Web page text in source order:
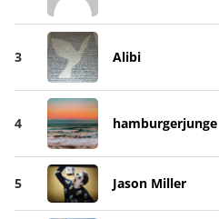
3 Alibi
4 hamburgerjunge
5 Jason Miller